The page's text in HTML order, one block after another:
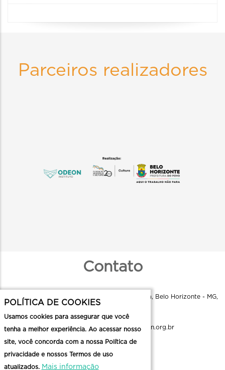
Parceiros realizadores
Contato
Instituto Odeon - R. Aquiles Lobo, 79 - Floresta, Belo Horizonte - MG,
comunicacao.cmc@institutoodeon.org.br
Enviar uma mensagem
POLÍTICA DE COOKIES
Usamos cookies para assegurar que você
tenha a melhor experiência. Ao acessar nosso
site, você concorda com a nossa Política de
privacidade e nossos Termos de uso
atualizados. Mais informação